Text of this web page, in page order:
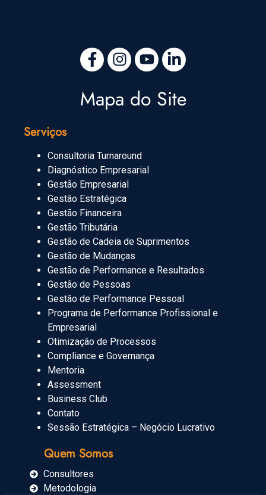
Mapa do Site
Quem Somos
Consultores
Metodologia
Serviços
Consultoria Turnaround
Diagnóstico Empresarial
Gestão Empresarial
Gestão Estratégica
Gestão Financeira
Gestão Tributária
Gestão de Cadeia de Suprimentos
Gestão de Mudanças
Gestão de Performance e Resultados
Gestão de Pessoas
Gestão de Performance Pessoal
Programa de Performance Profissional e
Empresarial
Otimização de Processos
Compliance e Governança
Mentoria
Assessment
Business Club
Contato
Sessão Estratégica – Negócio Lucrativo